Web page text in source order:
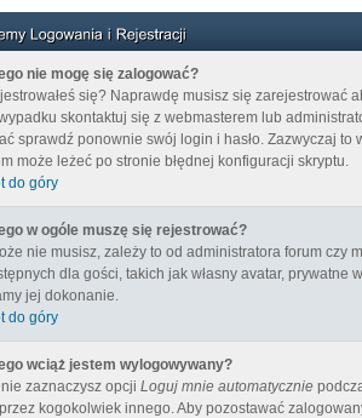
nie mogę się zalogować?
się? Naprawdę musisz się zarejestrować
skontaktuj się z webmasterem lub
sprawdź ponownie swój login i hasło. Zazwyczaj
może leżeć po stronie błędnej konfiguracji skryptu.
do góry
w ogóle muszę się rejestrować?
nie musisz, zależy to od administratora forum
dla gości, takich jak własny avatar,
jej dokonanie.
do góry
wciąż jestem wylogowywany?
zaznaczysz opcji Loguj mnie automatycznie
kogokolwiek innego. Aby pozostawać